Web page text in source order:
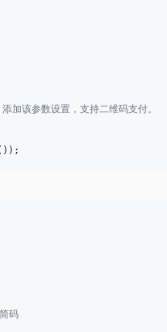
加该参数设置，支持二维码支付。
码